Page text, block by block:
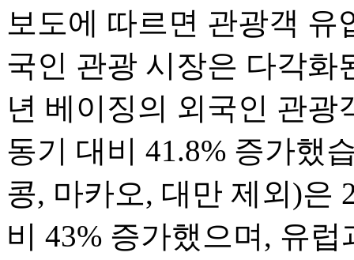
보도에 따르면 관광객
국인 관광 시장은 다각화
년 베이징의 외국인 관광
동기 대비 41.8% 증가했
콩, 마카오, 대만 제외)은
비 43% 증가했으며, 유